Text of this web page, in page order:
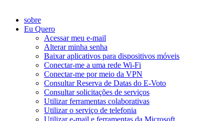
sobre
Eu Quero
Acessar meu e-mail
Alterar minha senha
Baixar aplicativos para dispositivos móveis
Conectar-me a uma rede Wi-Fi
Conectar-me por meio da VPN
Consultar Reserva de Datas do E-Voto
Consultar solicitações de serviços
Utilizar ferramentas colaborativas
Utilizar o serviço de telefonia